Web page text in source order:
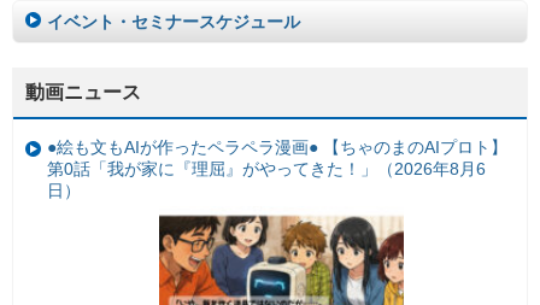
イベント・セミナースケジュール
動画ニュース
●絵も文もAIが作ったペラペラ漫画● 【ちゃのまのAIプロト】
第0話「我が家に『理屈』がやってきた！」（2026年8月6
日）